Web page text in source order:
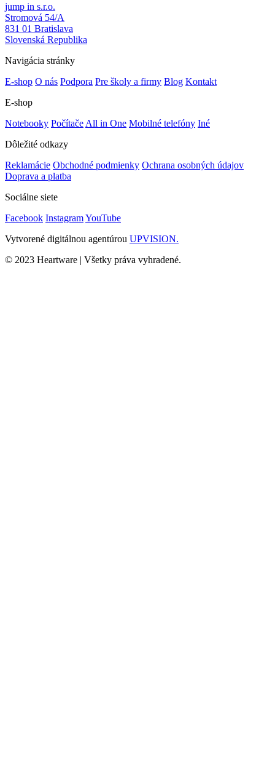
jump in s.r.o.
Stromová 54/A
831 01 Bratislava
Slovenská Republika
Navigácia stránky
E-shop O nás Podpora Pre školy a firmy Blog Kontakt
E-shop
Notebooky Počítače All in One Mobilné telefóny Iné
Dôležité odkazy
Reklamácie Obchodné podmienky Ochrana osobných údajov
Doprava a platba
Sociálne siete
Facebook InstagramYouTube
Vytvorené digitálnou agentúrou UPVISION.
© 2023 Heartware | Všetky práva vyhradené.